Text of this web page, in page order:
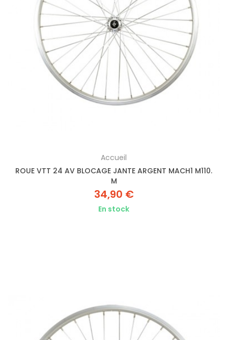
Accueil
ROUE VTT 24 AV BLOCAGE JANTE ARGENT MACH1 M110.
M
34,90 €
En stock